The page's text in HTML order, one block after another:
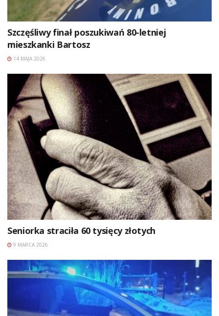
Szczęśliwy finał poszukiwań 80-letniej
mieszkanki Bartosz
14 MAJA 2026
Seniorka straciła 60 tysięcy złotych
9 MARCA 2026